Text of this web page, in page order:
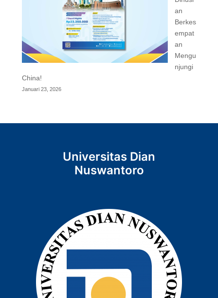
an
Berkes
empat
an
Mengu
njungi
China!
Januari 23, 2026
Universitas Dian
Nuswantoro